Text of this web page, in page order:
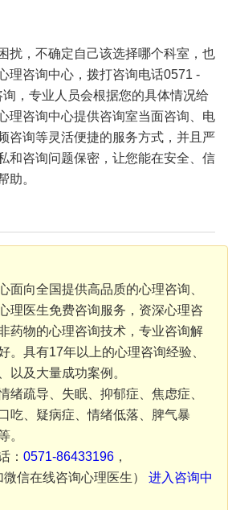
扰，不确定自己该选择哪个科室，也
理咨询中心，拨打咨询电话0571 -
，专业人员会根据您的具体情况给
理咨询中心提供咨询室当面咨询、电
咨询等灵活便捷的服务方式，并且严
和咨询问题保密，让您能在安全、信
助。
面向全国提供高品质的心理咨询、
理医生免费咨询服务，资深心理咨
药物的心理咨询技术，专业咨询解
。具有17年以上的心理咨询经验、
以及大量成功案例。
绪疏导、失眠、抑郁症、焦虑症、
吃、疑病症、情绪低落、脾气暴
。
： 0571-86433196，
微信在线咨询心理医生） 进入咨询中